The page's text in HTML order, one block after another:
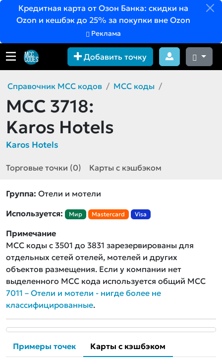
Кредитная карта от Озон Банка: скидки на
Ozon и кешбэк до 25% за покупки вне Ozon
Реклама
Добавить точку
Справочник MCC кодов MCC коды
MCC 3718:
Karos Hotels
Karos Hotels
Торговые точки (0) Карты с кэшбэком
Группа: Отели и мотели
Используется:
Мир Mastercard Visa
Примечание
MCC коды с 3501 до 3831 зарезервированы для
отдельных сетей отелей, мотелей и других
объектов размещения. Если у компании нет
выделенного MCC кода используется общий MCC
7011 – Отели и мотели - нигде более не
классифицированные.
Примеры точек Карты с кэшбэком